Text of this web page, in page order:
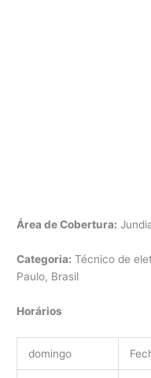
Área de Cobertura:
Categoria: Técnico de
Paulo, Brasil
Horários
domingo